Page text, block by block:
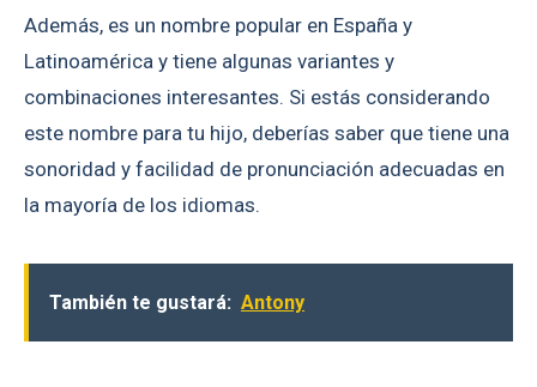
Además, es un nombre popular en España y
Latinoamérica y tiene algunas variantes y
combinaciones interesantes. Si estás considerando
este nombre para tu hijo, deberías saber que tiene una
sonoridad y facilidad de pronunciación adecuadas en
la mayoría de los idiomas.
También te gustará: Antony